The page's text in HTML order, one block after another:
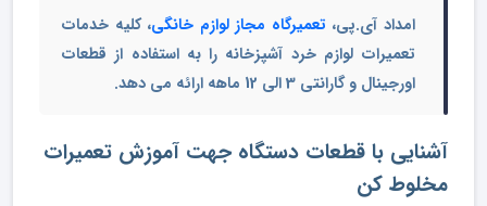
امداد آی.پی، تعمیرگاه مجاز لوازم خانگی، کلیه خدمات
تعمیرات لوازم خرد آشپزخانه را به استفاده از قطعات
اورجینال و گارانتی 3 الی 12 ماهه ارائه می دهد.
آشنایی با قطعات دستگاه جهت آموزش تعمیرات
مخلوط کن